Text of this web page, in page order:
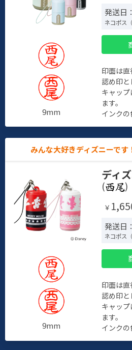
9mm
発送日
ネコポス
印面は
認め印と
キャッ
ます。
インクの
みんな大好きディズニーです
9mm
ディ
( )
￥
発送日
ネコポス
印面は
認め印と
キャッ
ます。
インクの